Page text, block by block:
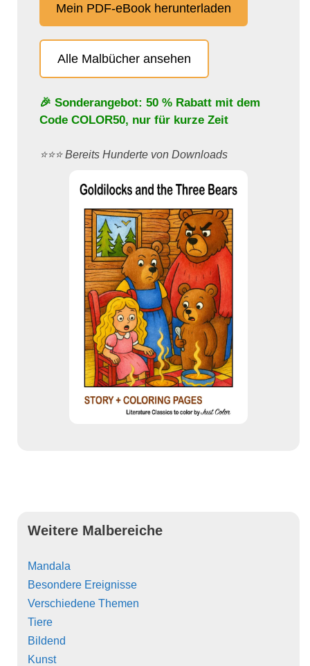
Mein PDF-eBook herunterladen
Alle Malbücher ansehen
🎉 Sonderangebot: 50 % Rabatt mit dem
Code COLOR50, nur für kurze Zeit
⭐️⭐️⭐️ Bereits Hunderte von Downloads
Weitere Malbereiche
Mandala
Besondere Ereignisse
Verschiedene Themen
Tiere
Bildend
Kunst